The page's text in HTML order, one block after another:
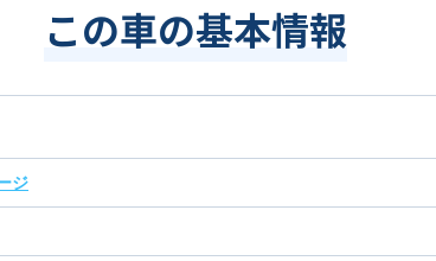
この車の基本情報
ジ